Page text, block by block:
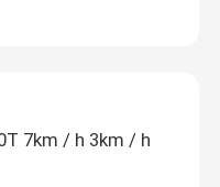
7km / h 3km / h